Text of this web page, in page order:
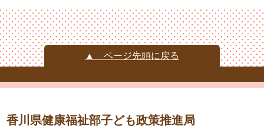
▲ ページ先頭に戻る
香川県健康福祉部子ども政策推進局